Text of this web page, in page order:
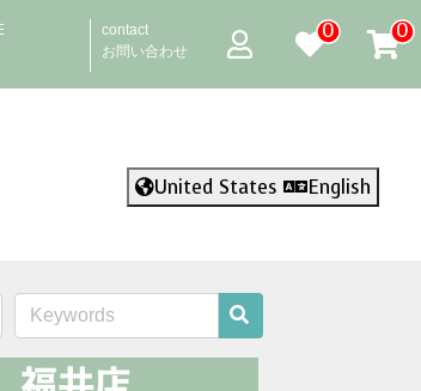
contact
お問い合わせ
0 0
United States English